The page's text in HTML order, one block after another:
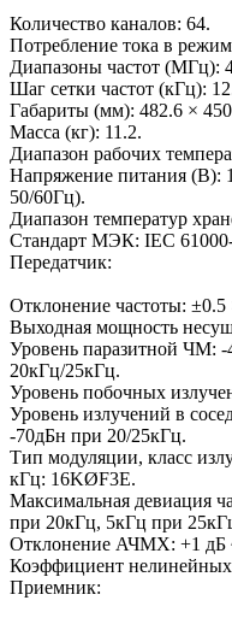
Количество каналов: 64.
Потребление тока в
Диапазоны частот (МГц):
Шаг сетки частот (кГц):
Габариты (мм): 482.6 ×
Масса (кг): 11.2.
Диапазон рабочих
Напряжение питания (В):
50/60Гц).
Диапазон температур
Стандарт МЭК: IEC
Передатчик:
Отклонение частоты: ±0.5
Выходная мощность
Уровень паразитной ЧМ:
20кГц/25кГц.
Уровень побочных
Уровень излучений в
-70дБн при 20/25кГц.
Тип модуляции, класс
кГц: 16KØF3E.
Максимальная девиация
при 20кГц, 5кГц при
Отклонение АЧМХ: +1 дБ
Коэффициент
Приемник: